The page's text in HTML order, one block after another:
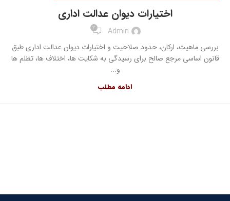
اختیارات دیوان عدالت اداری
Admin
2
بررسی ماهیت، ارکان، حدود صلاحیت و اختیارات دیوان عدالت اداری طبق
قانون اساسی مرجع صالح برای رسیدگی ‏به‏ شكایت ها‏، اختلاف ها، تظلم ها
و...
ادامه مطلب